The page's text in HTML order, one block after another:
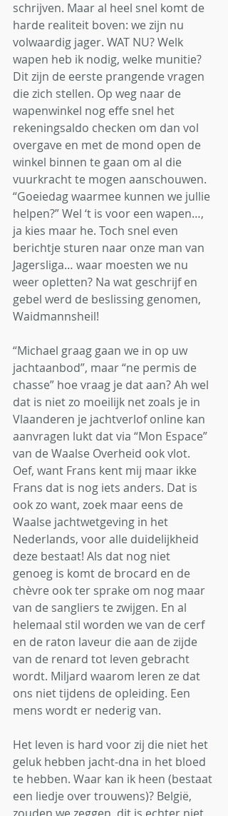
schrijven. Maar al heel snel komt de
harde realiteit boven: we zijn nu
volwaardig jager. WAT NU? Welk
wapen heb ik nodig, welke munitie?
Dit zijn de eerste prangende vragen
die zich stellen. Op weg naar de
wapenwinkel nog effe snel het
rekeningsaldo checken om dan vol
overgave en met de mond open de
winkel binnen te gaan om al die
vuurkracht te mogen aanschouwen.
“Goeiedag waarmee kunnen we jullie
helpen?” Wel ‘t is voor een wapen…,
ja kies maar he. Toch snel even
berichtje sturen naar onze man van
Jagersliga… waar moesten we nu
weer opletten? Na wat geschrijf en
gebel werd de beslissing genomen,
Waidmannsheil!
“Michael graag gaan we in op uw
jachtaanbod”, maar “ne permis de
chasse” hoe vraag je dat aan? Ah wel
dat is niet zo moeilijk net zoals je in
Vlaanderen je jachtverlof online kan
aanvragen lukt dat via “Mon Espace”
van de Waalse Overheid ook vlot.
Oef, want Frans kent mij maar ikke
Frans dat is nog iets anders. Dat is
ook zo want, zoek maar eens de
Waalse jachtwetgeving in het
Nederlands, voor alle duidelijkheid
deze bestaat! Als dat nog niet
genoeg is komt de brocard en de
chèvre ook ter sprake om nog maar
van de sangliers te zwijgen. En al
helemaal stil worden we van de cerf
en de raton laveur die aan de zijde
van de renard tot leven gebracht
wordt. Miljard waarom leren ze dat
ons niet tijdens de opleiding. Een
mens wordt er nederig van.
Het leven is hard voor zij die niet het
geluk hebben jacht-dna in het bloed
te hebben. Waar kan ik heen (bestaat
een liedje over trouwens)? België,